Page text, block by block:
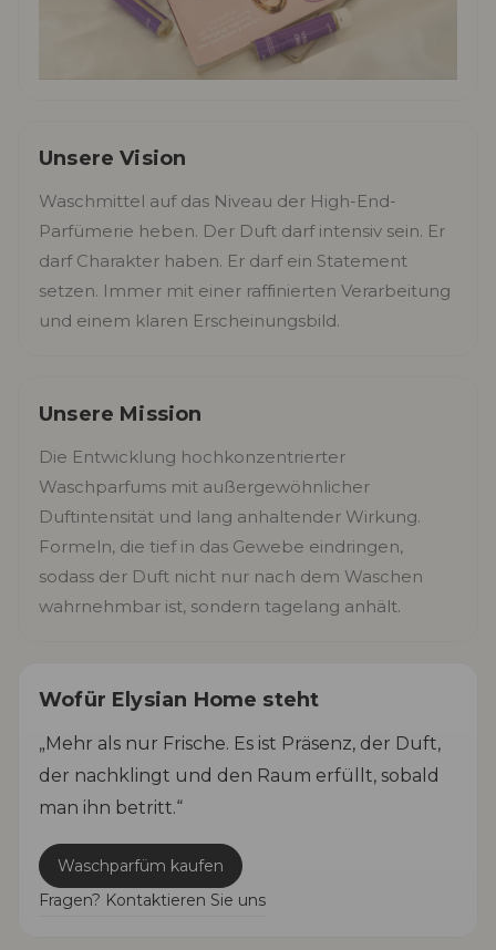
Unsere Vision
Waschmittel auf das Niveau der High-End-
Parfümerie heben. Der Duft darf intensiv sein. Er
darf Charakter haben. Er darf ein Statement
setzen. Immer mit einer raffinierten Verarbeitung
und einem klaren Erscheinungsbild.
Unsere Mission
Die Entwicklung hochkonzentrierter
Waschparfums mit außergewöhnlicher
Duftintensität und lang anhaltender Wirkung.
Formeln, die tief in das Gewebe eindringen,
sodass der Duft nicht nur nach dem Waschen
wahrnehmbar ist, sondern tagelang anhält.
Wofür Elysian Home steht
„Mehr als nur Frische. Es ist Präsenz, der Duft,
der nachklingt und den Raum erfüllt, sobald
man ihn betritt.“
Waschparfüm kaufen
Fragen? Kontaktieren Sie uns